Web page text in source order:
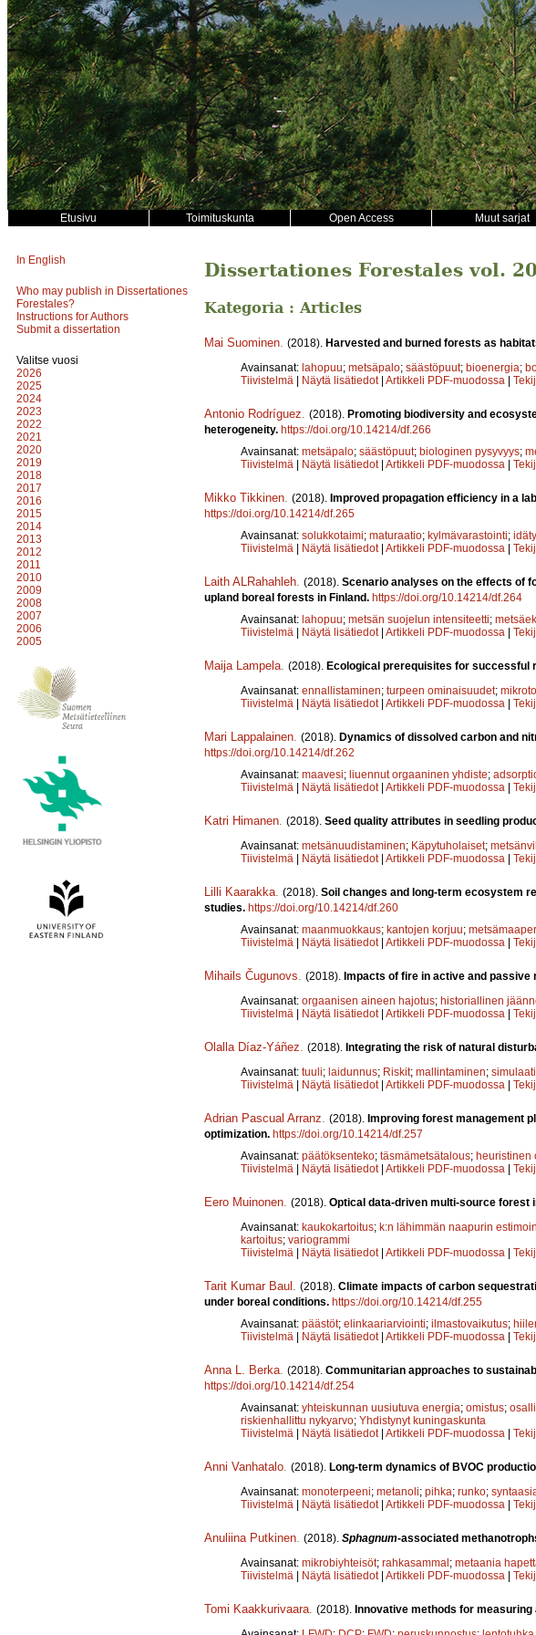
Etusivu Toimituskunta Open Access Muut sarjat
In English
Who may publish in Dissertationes
Forestales?
Instructions for Authors
Submit a dissertation
Valitse vuosi
2026
2025
2024
2023
2022
2021
2020
2019
2018
2017
2016
2015
2014
2013
2012
2011
2010
2009
2008
2007
2006
2005
Dissertationes Forestales vol.
Kategoria : Articles
Mai Suominen (2018). Harvested and burned forests as
Avainsanat: lahopuu; metsäpalo; säästöpuut; bioenergia;
Tiivistelmä | Näytä lisätiedot | Artikkeli PDF-muodossa |
Antonio Rodríguez (2018). Promoting biodiversity and
heterogeneity. https://doi.org/10.14214/df.266
Avainsanat: metsäpalo; säästöpuut; biologinen pysyvyys;
Tiivistelmä | Näytä lisätiedot | Artikkeli PDF-muodossa |
Mikko Tikkinen (2018). Improved propagation efficiency in a
https://doi.org/10.14214/df.265
Avainsanat: solukkotaimi; maturaatio; kylmävarastointi;
Tiivistelmä | Näytä lisätiedot | Artikkeli PDF-muodossa |
Laith ALRahahleh (2018). Scenario analyses on the effects of
upland boreal forests in Finland. https://doi.org/10.14214/df.264
Avainsanat: lahopuu; metsän suojelun intensiteetti;
Tiivistelmä | Näytä lisätiedot | Artikkeli PDF-muodossa |
Maija Lampela (2018). Ecological prerequisites for successful
Avainsanat: ennallistaminen; turpeen ominaisuudet;
Tiivistelmä | Näytä lisätiedot | Artikkeli PDF-muodossa |
Mari Lappalainen (2018). Dynamics of dissolved carbon and
https://doi.org/10.14214/df.262
Avainsanat: maavesi; liuennut orgaaninen yhdiste;
Tiivistelmä | Näytä lisätiedot | Artikkeli PDF-muodossa |
Katri Himanen (2018). Seed quality attributes in seedling
Avainsanat: metsänuudistaminen; Käpytuholaiset;
Tiivistelmä | Näytä lisätiedot | Artikkeli PDF-muodossa |
Lilli Kaarakka (2018). Soil changes and long-term ecosystem
studies. https://doi.org/10.14214/df.260
Avainsanat: maanmuokkaus; kantojen korjuu;
Tiivistelmä | Näytä lisätiedot | Artikkeli PDF-muodossa |
Mihails Čugunovs (2018). Impacts of fire in active and
Avainsanat: orgaanisen aineen hajotus; historiallinen
Tiivistelmä | Näytä lisätiedot | Artikkeli PDF-muodossa |
Olalla Díaz-Yáñez (2018). Integrating the risk of natural
Avainsanat: tuuli; laidunnus; Riskit; mallintaminen;
Tiivistelmä | Näytä lisätiedot | Artikkeli PDF-muodossa |
Adrian Pascual Arranz (2018). Improving forest management
optimization. https://doi.org/10.14214/df.257
Avainsanat: päätöksenteko; täsmämetsätalous; heuristinen
Tiivistelmä | Näytä lisätiedot | Artikkeli PDF-muodossa |
Eero Muinonen (2018). Optical data-driven multi-source
Avainsanat: kaukokartoitus; k:n lähimmän naapurin
kartoitus; variogrammi
Tiivistelmä | Näytä lisätiedot | Artikkeli PDF-muodossa |
Tarit Kumar Baul (2018). Climate impacts of carbon
under boreal conditions. https://doi.org/10.14214/df.255
Avainsanat: päästöt; elinkaariarviointi; ilmastovaikutus;
Tiivistelmä | Näytä lisätiedot | Artikkeli PDF-muodossa |
Anna L. Berka (2018). Communitarian approaches to
https://doi.org/10.14214/df.254
Avainsanat: yhteiskunnan uusiutuva energia; omistus;
riskienhallittu nykyarvo; Yhdistynyt kuningaskunta
Tiivistelmä | Näytä lisätiedot | Artikkeli PDF-muodossa |
Anni Vanhatalo (2018). Long-term dynamics of BVOC
Avainsanat: monoterpeeni; metanoli; pihka; runko;
Tiivistelmä | Näytä lisätiedot | Artikkeli PDF-muodossa |
Anuliina Putkinen (2018). Sphagnum-associated
Avainsanat: mikrobiyhteisöt; rahkasammal; metaania
Tiivistelmä | Näytä lisätiedot | Artikkeli PDF-muodossa |
Tomi Kaakkurivaara (2018). Innovative methods for